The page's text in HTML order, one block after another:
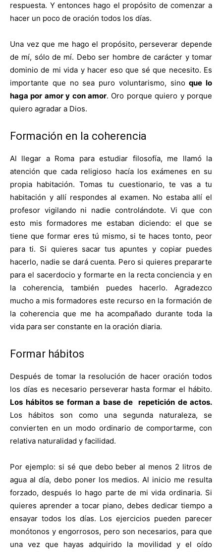
respuesta. Y entonces hago el propósito de comenzar a
hacer un poco de oración todos los días.
Una vez que me hago el propósito, perseverar depende
de mí, sólo de mí. Debo ser hombre de carácter y tomar
dominio de mi vida y hacer eso que sé que necesito. Es
importante que no sea puro voluntarismo, sinoque lo
haga por amor y con amor. Oro porque quiero y porque
quiero agradar a Dios.
Formación en la coherencia
Al llegar a Roma para estudiar filosofía, me llamó la
atención que cada religioso hacía los exámenes en su
propia habitación. Tomas tu cuestionario, te vas a tu
habitación y allí respondes al examen. No estaba allí el
profesor vigilando ni nadie controlándote. Vi que con
esto mis formadores me estaban diciendo: el que se
tiene que formar eres tú mismo, si te haces tonto, peor
para ti. Si quieres sacar tus apuntes y copiar puedes
hacerlo, nadie se dará cuenta. Pero si quieres prepararte
para el sacerdocio y formarte en la recta conciencia y en
la coherencia, también puedes hacerlo. Agradezco
mucho a mis formadores este recurso en la formación de
la coherencia que me ha acompañado durante toda la
vida para ser constante en la oración diaria.
Formar hábitos
Después de tomar la resolución de hacer oración todos
los días es necesario perseverar hasta formar el hábito.
Los hábitos se forman a base de repetición de actos.
Los hábitos son como una segunda naturaleza, se
convierten en un modo ordinario de comportarme, con
relativa naturalidad y facilidad.
Por ejemplo: si sé que debo beber al menos 2 litros de
agua al día, debo poner los medios. Al inicio me resulta
forzado, después lo hago parte de mi vida ordinaria. Si
quieres aprender a tocar piano, debes dedicar tiempo a
ensayar todos los días. Los ejercicios pueden parecer
monótonos y engorrosos, pero son necesarios, para que
una vez que hayas adquirido la movilidad y el oído